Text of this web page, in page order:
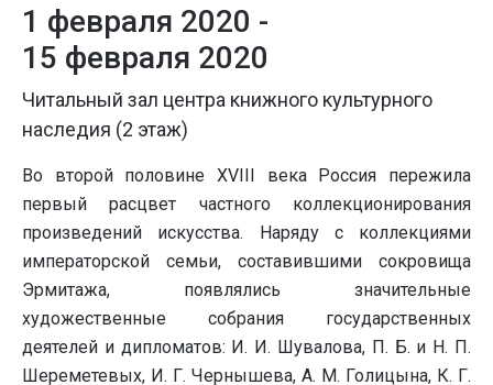
1 февраля 2020 -
15 февраля 2020
Читальный зал центра книжного культурного
наследия (2 этаж)
Во второй половине XVIII века Россия пережила
первый расцвет частного коллекционирования
произведений искусства. Наряду с коллекциями
императорской семьи, составившими сокровища
Эрмитажа, появлялись значительные
художественные собрания государственных
деятелей и дипломатов: И. И. Шувалова, П. Б. и Н. П.
Шереметевых, И. Г. Чернышева, А. М. Голицына, К. Г.